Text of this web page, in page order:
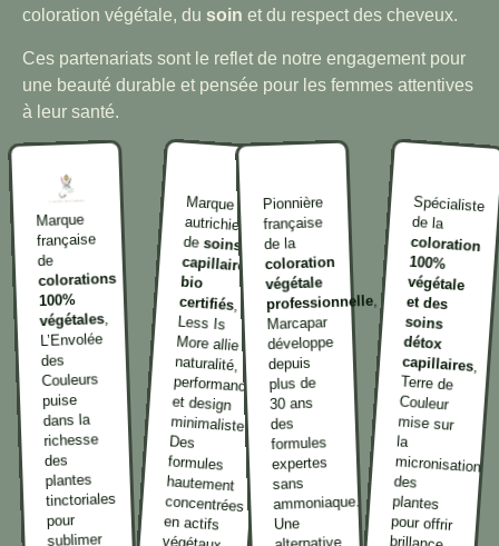
coloration végétale, du soin et du respect des cheveux.
Ces partenariats sont le reflet de notre engagement pour
une beauté durable et pensée pour les femmes attentives
à leur santé.
Marque
française
de
colorations
100%
végétales,
L’Envolée
des
Couleurs
puise
dans la
richesse
des
plantes
tinctoriales
pour
sublimer
Marque
autrichienne
desoins
capillaires
bio
certifiés,Less IsMore allienaturalité,performanceet designminimaliste.
Des
formuleshautementconcentréesen actifsvégétauxpour descheveuxsains,équilibrés
Pionnière
française
de la
coloration
végétale
professionnelle,
Marcapar
développe
depuis
plus de
30 ans
des
formules
expertes
sans
ammoniaque.
Une
Spécialiste
de la
coloration
100%
végétale
et des
soins
détox
capillaires,Terre deCouleurmise sur
la
micronisation
des
plantespour offrirbrillance,couverturecheveuxblancs etéquilibredu cuir